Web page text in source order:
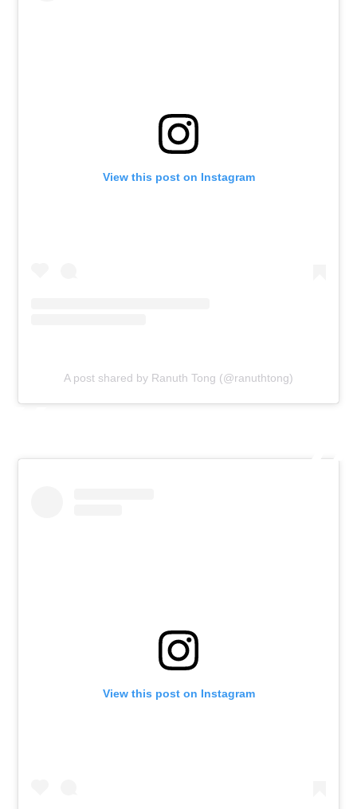
View this post on Instagram
A post shared by Ranuth Tong (@ranuthtong)
View this post on Instagram